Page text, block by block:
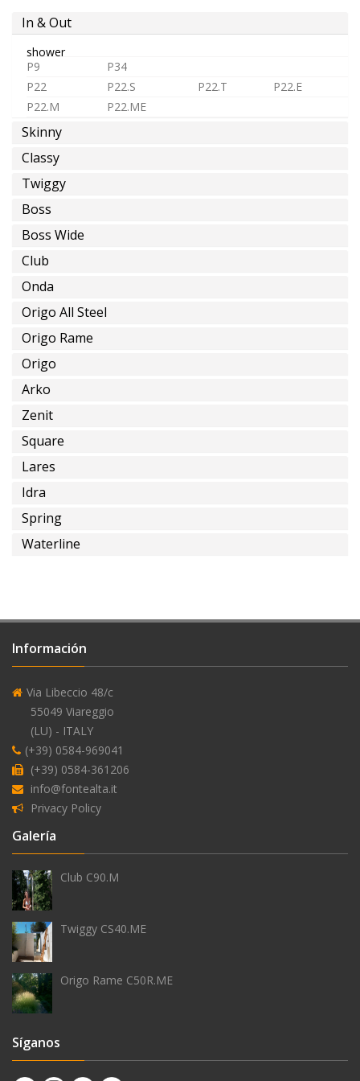
premezclada
caliente
ahorro
agua
Instalaciones
Éspeciales
instalación
tierra
del
agua
alimentación
externa
del
agua
antihielo
In & Out
shower
P9
P34
P22
P22.S P22.T
P22.E
P22.M
P22.ME
Skinny
Classy
Twiggy
Boss
Boss Wide
Club
Onda
Origo All Steel
Origo Rame
Origo
Arko
Zenit
Square
Lares
Idra
Spring
Waterline
Información
Via Libeccio 48/c
55049 Viareggio
(LU) - ITALY
(+39) 0584-969041
(+39) 0584-361206
info@fontealta.it
Privacy Policy
Galería
Club C90.M
Twiggy CS40.ME
Origo Rame C50R.ME
Síganos